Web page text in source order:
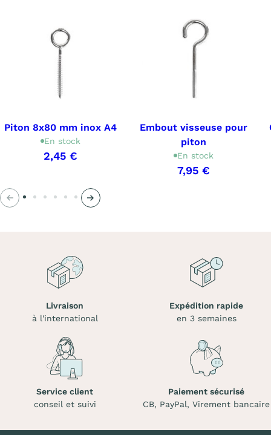
Piton 8x80 mm inox A4
En stock
2,45 €
Embout visseuse pour
piton
En stock
7,95 €
Précédent Suivant
Livraison
à l'international
Expédition rapide
en 3 semaines
Service client
conseil et suivi
Paiement sécurisé
CB, PayPal, Virement bancaire